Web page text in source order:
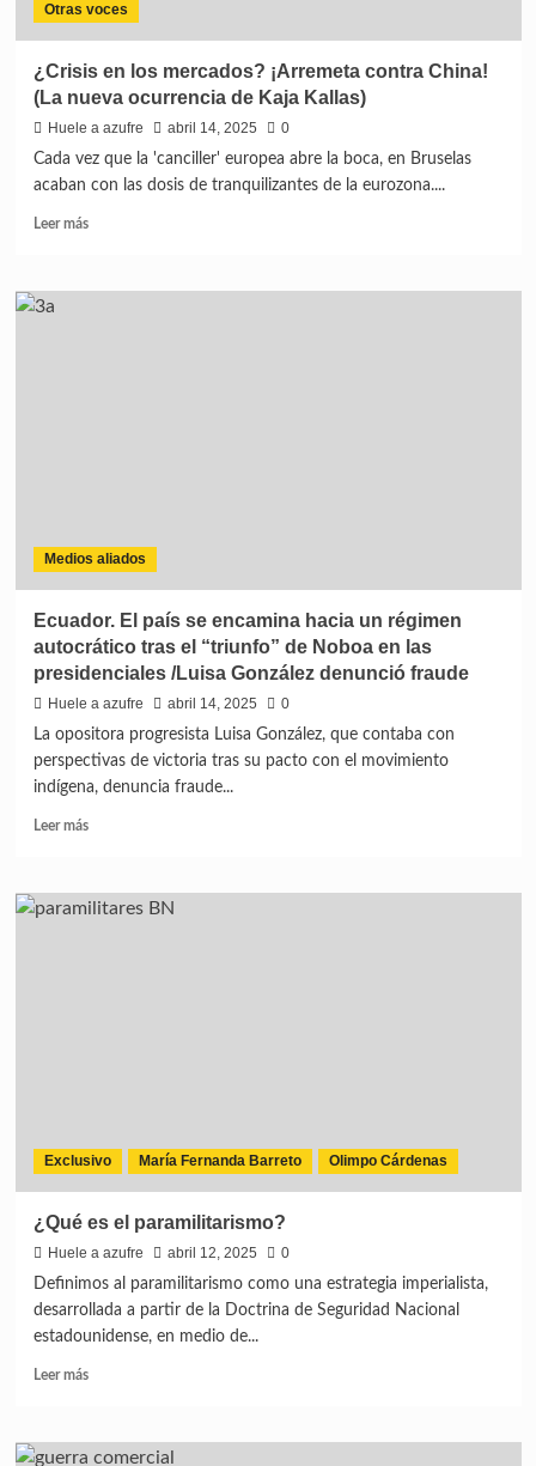
Otras voces
¿Crisis en los mercados? ¡Arremeta contra China!
(La nueva ocurrencia de Kaja Kallas)
Huele a azufre abril 14, 2025
0
Cada vez que la 'canciller' europea abre la boca, en Bruselas
acaban con las dosis de tranquilizantes de la eurozona....
Leer más
Medios aliados
Ecuador. El país se encamina hacia un régimen
autocrático tras el “triunfo” de Noboa en las
presidenciales /Luisa González denunció fraude
Huele a azufre abril 14, 2025
0
La opositora progresista Luisa González, que contaba con
perspectivas de victoria tras su pacto con el movimiento
indígena, denuncia fraude...
Leer más
Exclusivo María Fernanda Barreto Olimpo Cárdenas
¿Qué es el paramilitarismo?
Huele a azufre abril 12, 2025
0
Definimos al paramilitarismo como una estrategia imperialista,
desarrollada a partir de la Doctrina de Seguridad Nacional
estadounidense, en medio de...
Leer más